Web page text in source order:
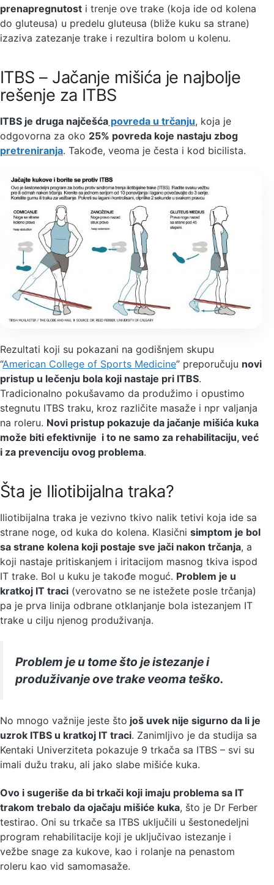
prenapregnutost i trenje ove trake (koja ide od kolena
do gluteusa) u predelu gluteusa (bliže kuku sa strane)
izaziva zatezanje trake i rezultira bolom u kolenu.
ITBS – Jačanje mišića je najbolje
rešenje za ITBS
ITBS je druga najčešća povreda u trčanju, koja je
odgovorna za oko 25% povreda koje nastaju zbog
pretreniranja. Takođe, veoma je česta i kod bicilista.
Rezultati koji su pokazani na godišnjem skupu
“American College of Sports Medicine” preporučuju novi
pristup u lečenju bola koji nastaje pri ITBS.
Tradicionalno pokušavamo da produžimo i opustimo
stegnutu ITBS traku, kroz različite masaže i npr valjanja
na roleru. Novi pristup pokazuje da jačanje mišića kuka
može biti efektivnije i to ne samo za rehabilitaciju, već
i za prevenciju ovog problema.
Šta je Iliotibijalna traka?
Iliotibijalna traka je vezivno tkivo nalik tetivi koja ide sa
strane noge, od kuka do kolena. Klasični simptom je bol
sa strane kolena koji postaje sve jači nakon trčanja, a
koji nastaje pritiskanjem i iritacijom masnog tkiva ispod
IT trake. Bol u kuku je takođe moguć. Problem je u
kratkoj IT traci (verovatno se ne istežete posle trčanja)
pa je prva linija odbrane otklanjanje bola istezanjem IT
trake u cilju njenog produživanja.
Problem je u tome što je istezanje i
produživanje ove trake veoma teško.
No mnogo važnije jeste što još uvek nije sigurno da li je
uzrok ITBS u kratkoj IT traci. Zanimljivo je da studija sa
Kentaki Univerziteta pokazuje 9 trkača sa ITBS – svi su
imali dužu traku, ali jako slabe mišiće kuka.
Ovo i sugeriše da bi trkači koji imaju problema sa IT
trakom trebalo da ojačaju mišiće kuka, što je Dr Ferber
testirao. Oni su trkače sa ITBS uključili u šestonedeljni
program rehabilitacije koji je uključivao istezanje i
vežbe snage za kukove, kao i rolanje na penastom
roleru kao vid samomasaže.